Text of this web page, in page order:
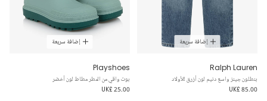
إضافة سريعة
Ralph Lauren
بنطلون جينز واسع دنيم لون أزرق للأولاد
UK£ 85.00
إضافة سريعة
Playshoes
بوت واقي من المطر مطاط لون أخضر
UK£ 25.00